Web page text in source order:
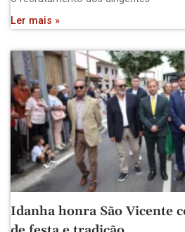
Ler mais »
Idanha honra São Vicente